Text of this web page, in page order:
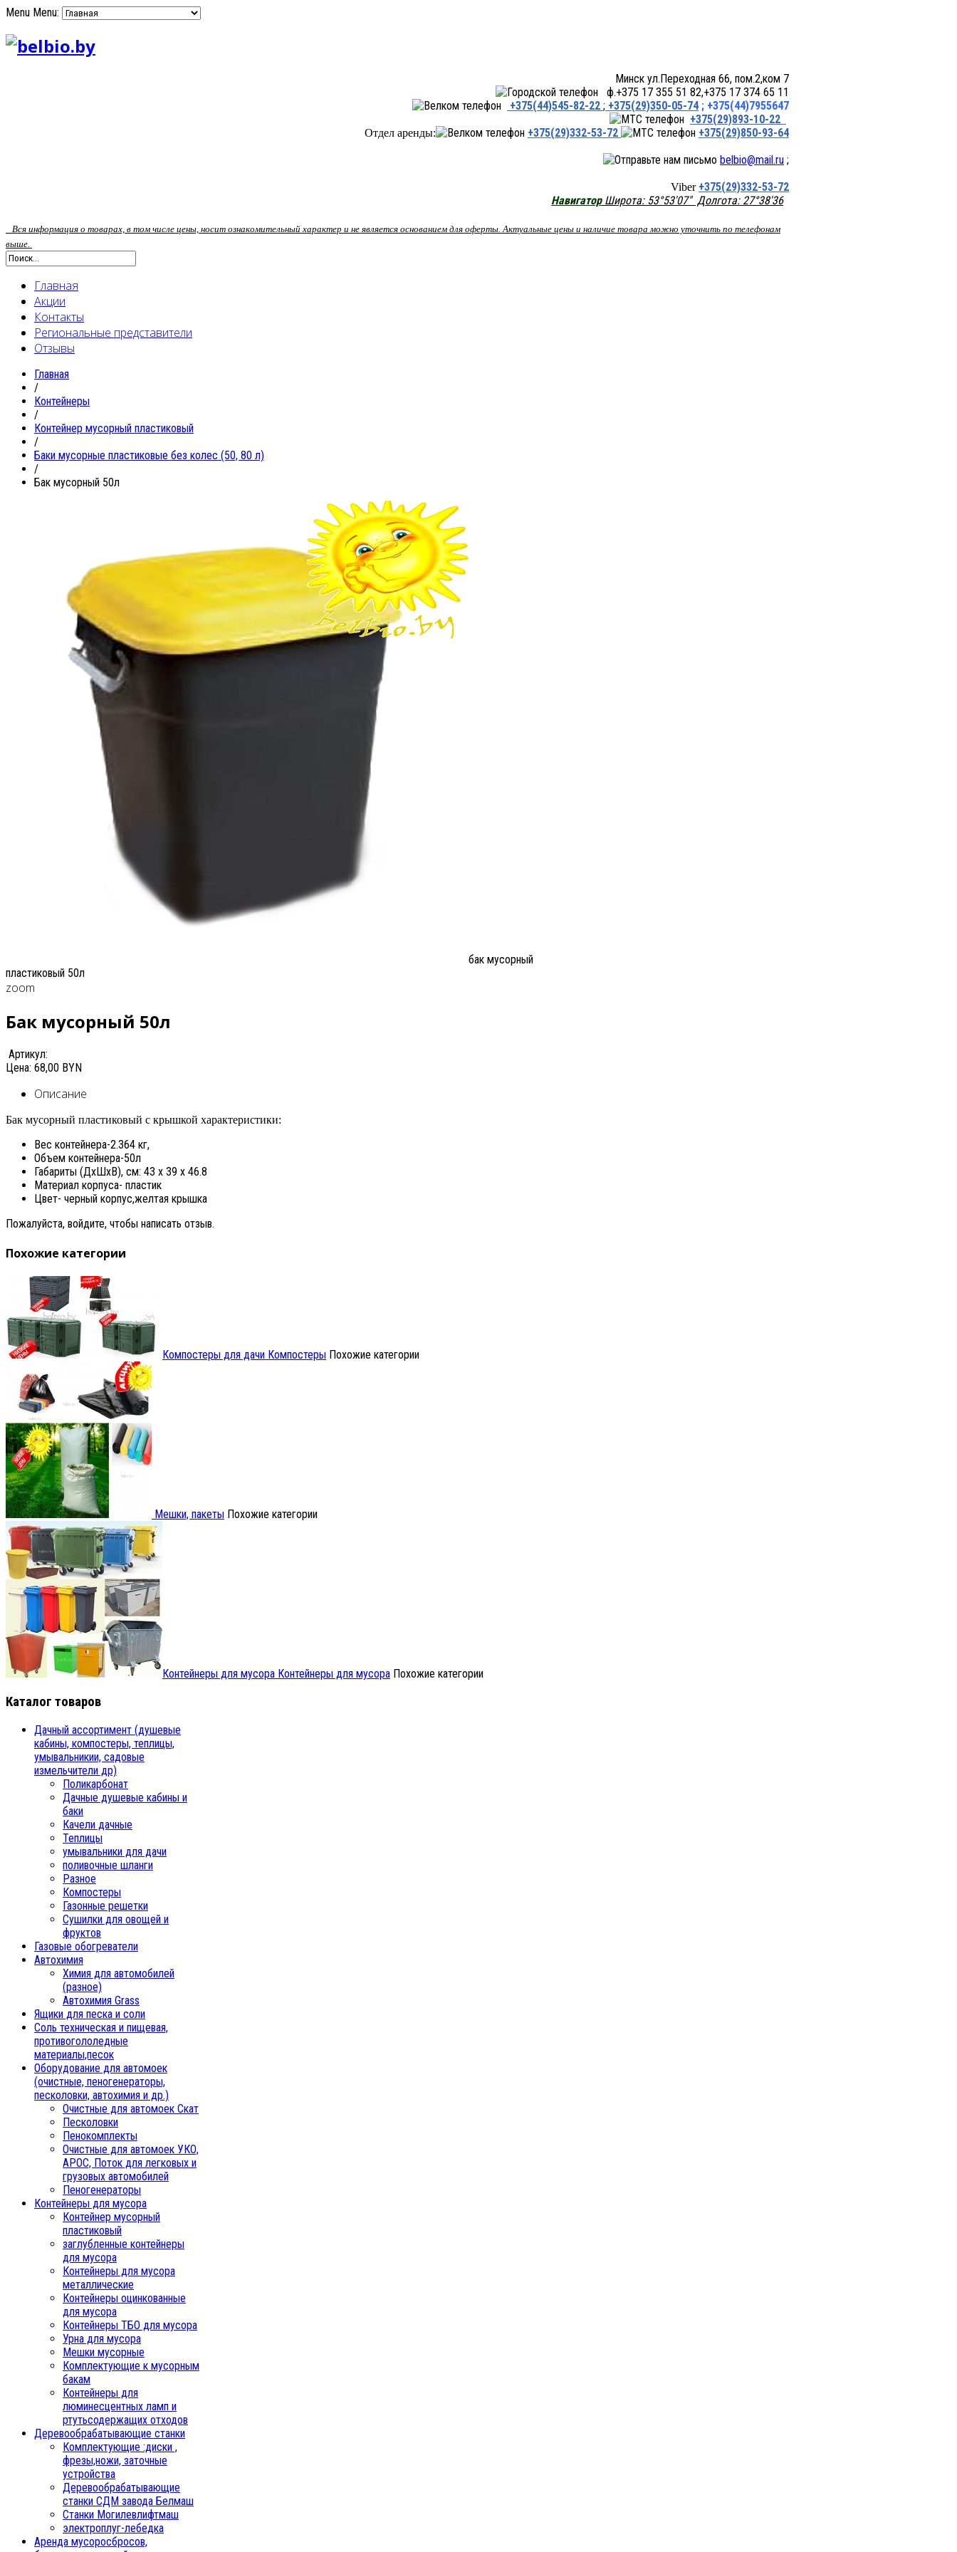
Menu Menu:
Минск ул.Переходная 66, пом.2,ком 7
ф.+375 17 355 51 82,+375 17 374 65 11
+375(44)545-82-22 ; +375(29)350-05-74 ; +375(44)7955647
+375(29)893-10-22
Отдел аренды: +375(29)332-53-72
+375(29)850-93-64
belbio@mail.ru ;
Viber +375(29)332-53-72
НавигаторШирота: 53°53'07" Долгота: 27°38'36
Вся информация о товарах, в том числе цены, носит ознакомительный характер и не является основанием для оферты. Актуальные цены и наличие товара можно уточнить по телефонам
выше.
Главная
Акции
Контакты
Региональные представители
Отзывы
Главная
/
Контейнеры
/
Контейнер мусорный пластиковый
/
Баки мусорные пластиковые без колес (50, 80 л)
/
Бак мусорный 50л
бак мусорный
пластиковый 50л
zoom
Бак мусорный 50л
Артикул:
Цена: 68,00 BYN
Описание
Бак мусорный пластиковый с крышкой характеристики:
Вес контейнера-2.364 кг,
Объем контейнера-50л
Габариты (ДхШхВ), см: 43 x 39 x 46.8
Материал корпуса- пластик
Цвет- черный корпус,желтая крышка
Пожалуйста, войдите, чтобы написать отзыв.
Похожие категории
Компостеры для дачи Компостеры Похожие категории
Мешки, пакеты Похожие категории
Контейнеры для мусора Контейнеры для мусора Похожие категории
Каталог товаров
Дачный ассортимент (душевые
кабины, компостеры, теплицы,
умывальникии, садовые
измельчители др)
Поликарбонат
Дачные душевые кабины и
баки
Качели дачные
Теплицы
умывальники для дачи
поливочные шланги
Разное
Компостеры
Газонные решетки
Сушилки для овощей и
фруктов
Газовые обогреватели
Автохимия
Химия для автомобилей
(разное)
Автохимия Grass
Ящики для песка и соли
Соль техническая и пищевая,
противогололедные
материалы,песок
Oборудование для автомоек
(очистные, пеногенераторы,
песколовки, автохимия и др.)
Очистные для автомоек Скат
Песколовки
Пенокомплекты
Очистные для автомоек УКО,
АРОС, Поток для легковых и
грузовых автомобилей
Пеногенераторы
Контейнеры для мусора
Контейнер мусорный
пластиковый
заглубленные контейнеры
для мусора
Контейнеры для мусора
металлические
Контейнеры оцинкованные
для мусора
Контейнеры ТБО для мусора
Урна для мусора
Мешки мусорные
Комплектующие к мусорным
бакам
Контейнеры для
люминесцентных ламп и
ртутьсодержащих отходов
Деревообрабатывающие станки
Комплектующие :диски ,
фрезы,ножи, заточные
устройства
Деревообрабатывающие
станки СДМ завода Белмаш
Станки Могилевлифтмаш
электроплуг-лебедка
Аренда мусоросбросов,